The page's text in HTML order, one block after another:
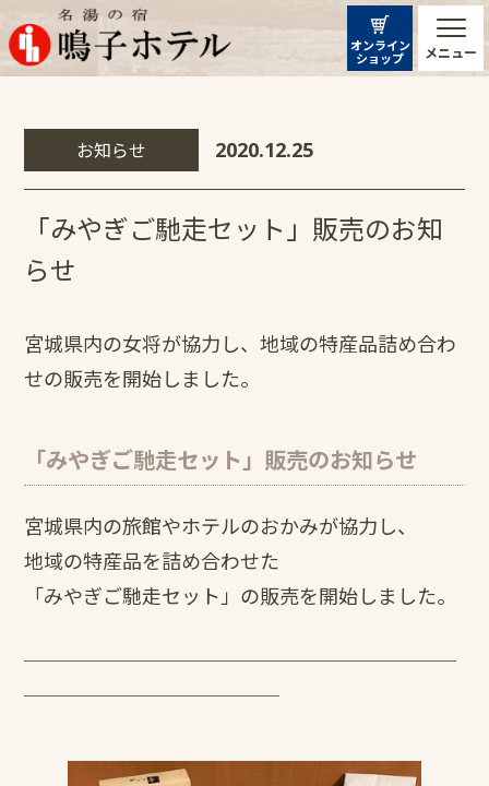
メニュー
オンライン
ショップ
お知らせ 2020.12.25
「みやぎご馳走セット」販売のお知
らせ
宮城県内の女将が協力し、地域の特産品詰め合わ
せの販売を開始しました。
「みやぎご馳走セット」販売のお知らせ
宮城県内の旅館やホテルのおかみが協力し、
地域の特産品を詰め合わせた
「みやぎご馳走セット」の販売を開始しました。
￣￣￣￣￣￣￣￣￣￣￣￣￣￣￣￣￣￣￣￣￣￣
￣￣￣￣￣￣￣￣￣￣￣￣￣